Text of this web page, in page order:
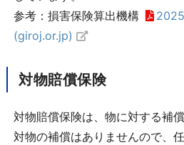
参考：損害保険算出機構
(giroj.or.jp)
対物賠償保険
対物賠償保険は、物に対する補
対物の補償はありませんので、